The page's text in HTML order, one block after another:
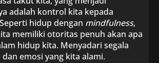
adalah kontrol kita kepada
hidup dengan mindfulness,
memiliki otoritas penuh akan apa
hidup kita. Menyadari segala
emosi yang kita alami.